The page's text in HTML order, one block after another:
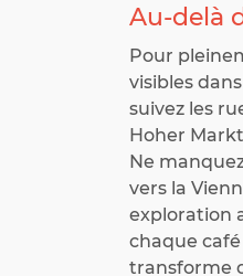
Au-delà
Pour
visibles
suivez les
Hoher
Ne
vers la
exploration
chaque
transforme